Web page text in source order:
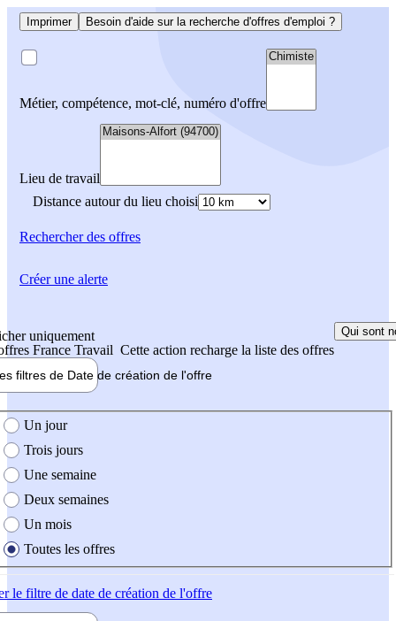
Imprimer Besoin d'aide sur la recherche d'offres d'emploi ?
Métier, compétence, mot-clé, numéro d'offre
Lieu de travail
Distance autour du lieu choisi
Rechercherdes offres
uniquement
France Travail Cette action recharge la liste des offres
Qui sont
filtres de Date de création de l'offre
création de l'offre
Un jour
Trois jours
Une semaine
Deux semaines
Un mois
Toutes les offres
le filtre de date de création de l'offre
Créer une alerte